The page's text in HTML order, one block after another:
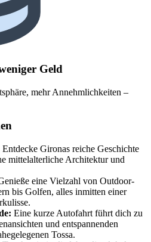
Geld
mehr Annehmlichkeiten –
Entdecke Gironas reiche Geschichte
mittelalterliche Architektur und
eine Vielzahl von Outdoor-
bis Golfen, alles inmitten einer
Eine kurze Autofahrt führt dich zu
und entspannenden
Tossa.